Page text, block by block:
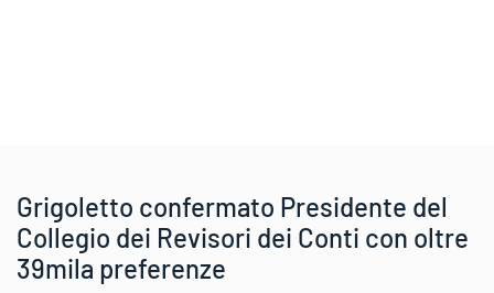
Grigoletto confermato Presidente del
Collegio dei Revisori dei Conti con oltre
39mila preferenze